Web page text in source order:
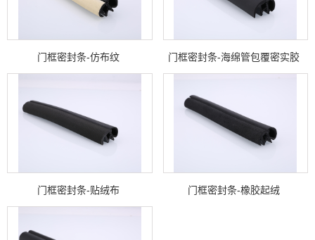
门框密封条-仿布纹 门框密封条-海绵管包覆密实胶
门框密封条-贴绒布 门框密封条-橡胶起绒